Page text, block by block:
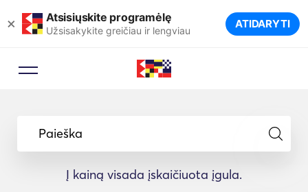
× Atsisiųskite programėlę
Užsisakykite greičiau ir lengviau ATIDARYTI
Paieška
Į kainą visada įskaičiuota įgula.